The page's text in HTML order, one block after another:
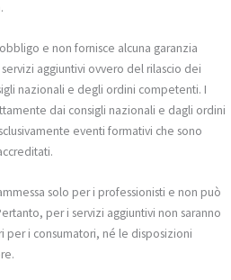
e non fornisce alcuna garanzia
aggiuntivi ovvero del rilascio dei
nazionali e degli ordini competenti. I
dai consigli nazionali e dagli ordini
eventi formativi che sono
solo per i professionisti e non può
per i servizi aggiuntivi non saranno
i consumatori, né le disposizioni